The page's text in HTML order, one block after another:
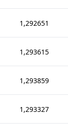
1,292651
1,293615
1,293859
1,293327